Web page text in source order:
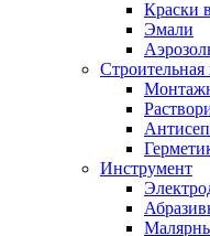
Краски
Эмали
Инструмент